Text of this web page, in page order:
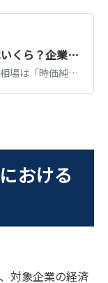
M&Aの価格相場はいくら？企業価値の算定方法と価格を高めるポイント
中小企業M&Aの価格相場は「時価純資産＋営業利益2〜5年分」が目安です。企業価値算定の3つの方法、業種・規模別の相場観、売却価格を高めるポイントを解説します。
おける
対象企業の経済